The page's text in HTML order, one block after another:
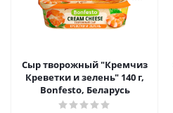
Сыр творожный "Кремчиз
Креветки и зелень" 140 г,
Bonfesto, Беларусь